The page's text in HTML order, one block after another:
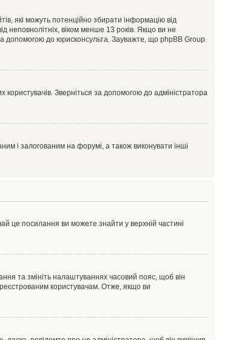
які можуть потенційно збирати інформацію від
неповнолітніх, віком менше 13 років. Якщо ви не
допомогою до юрисконсульта. Зауважте, що phpBB Group
Зверніться за допомогою до адміністратора
і залогованим на форумі, а також виконувати інші
це посилання ви можете знайти у верхній частині
та змініть налаштуваннях часовий пояс, щоб він
користувачам. Отже, якщо ви